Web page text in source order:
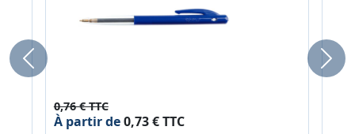
0,76 € TTC
À partir de0,73 € TTC
Previous Next